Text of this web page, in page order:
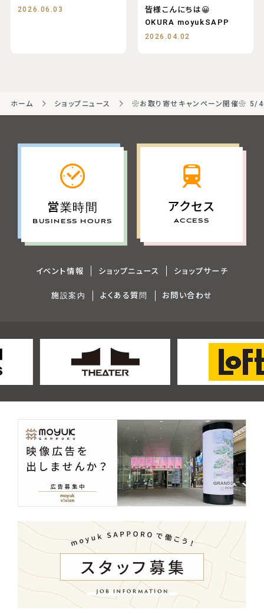
バッグ・小物全品 最大1
2026.06.03
皆様こんにちは😀
OKURA moyukSAPP
2026.04.02
ホーム ショップニュース ❀お取り寄せキャンペーン開催❀
営業時間
BUSINESS HOURS
アクセス
ACCESS
イベント情報 ショップニュース ショップサーチ
施設案内 よくある質問 お問い合わせ